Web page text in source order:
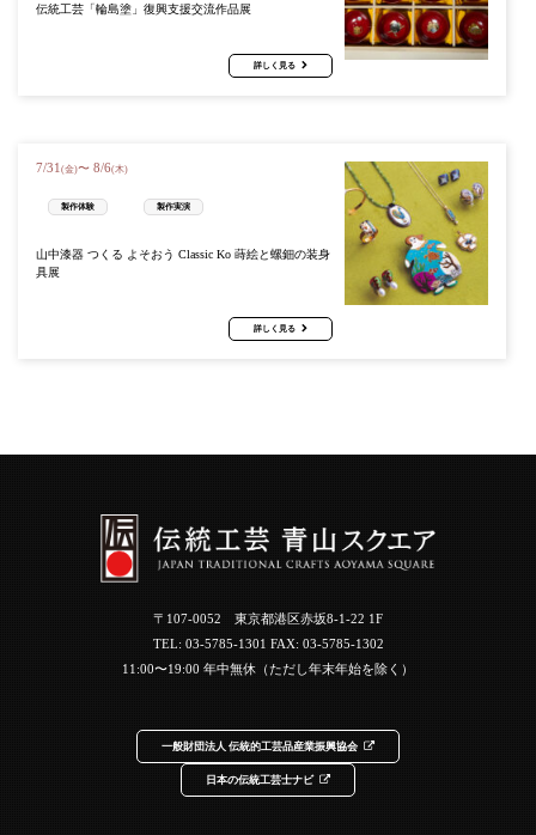
伝統工芸「輪島塗」復興支援交流作品展
詳しく見る
7/31 (金)〜 8/6(木)
製作体験 製作実演
山中漆器 つくる よそおう Classic Ko 蒔絵と螺鈿の装身
具展
詳しく見る
〒107-0052 東京都港区赤坂8-1-22 1F
TEL: 03-5785-1301 FAX: 03-5785-1302
11:00〜19:00 年中無休（ただし年末年始を除く）
一般財団法人 伝統的工芸品産業振興協会
日本の伝統工芸士ナビ